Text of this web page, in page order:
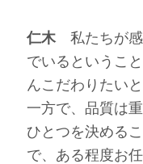
仁木私たちが感
でいるというこ
んこだわりたい
一方で、品質は
ひとつを決める
で、ある程度お